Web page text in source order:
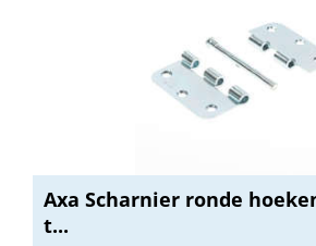
Axa Scharnier ronde
t...